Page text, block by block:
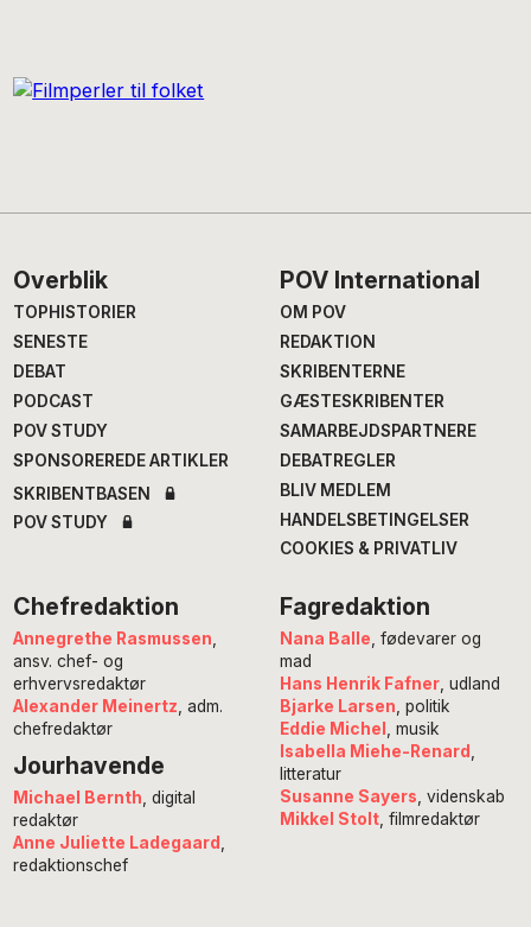
Footer
Overblik
TOPHISTORIER
SENESTE
DEBAT
PODCAST
POV STUDY
SPONSOREREDE ARTIKLER
SKRIBENTBASEN
POV STUDY
POV International
OM POV
REDAKTION
SKRIBENTERNE
GÆSTESKRIBENTER
SAMARBEJDSPARTNERE
DEBATREGLER
BLIV MEDLEM
HANDELSBETINGELSER
COOKIES & PRIVATLIV
Chefredaktion
Annegrethe Rasmussen
ansv. chef- og
erhvervsredaktør
Alexander Meinertz , adm.
chefredaktør
Jourhavende
Michael Bernth , digital
redaktør
Anne Juliette Ladegaard
redaktionschef
Fagredaktion
Nana Balle , fødevarer og
mad
Hans Henrik Fafner, udland
Bjarke Larsen , politik
Eddie Michel
, musik
Isabella Miehe-Renard
litteratur
Susanne Sayers , videnskab
Mikkel Stolt, filmredaktør